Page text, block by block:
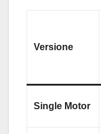
Versione
Single Motor